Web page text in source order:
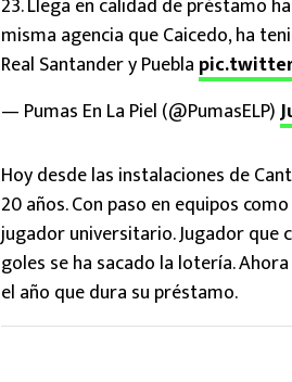
23. Llega en calidad de préstamo
misma agencia que Caicedo, ha
Real Santander y Puebla
— Pumas En La Piel (@PumasELP)
Hoy desde las instalaciones de
20 años. Con paso en equipos
jugador universitario. Jugador que
goles se ha sacado la lotería.
el año que dura su préstamo.